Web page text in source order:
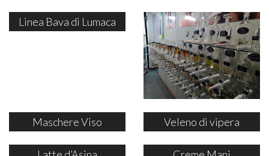
Linea Bava di Lumaca
Maschere Viso Veleno di vipera